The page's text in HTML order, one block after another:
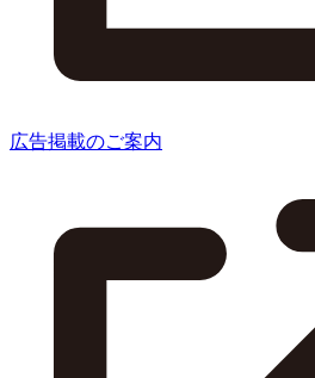
広告掲載のご案内